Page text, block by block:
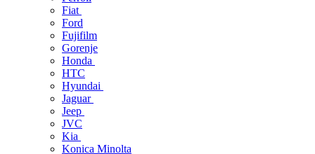
Fiat
Ford
Fujifilm
Gorenje
Honda
HTC
Hyundai
Jaguar
Jeep
JVC
Kia
Konica Minolta